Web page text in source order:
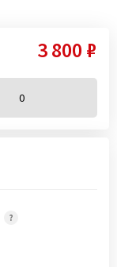
3 800 ₽